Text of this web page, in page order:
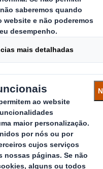
Embalagens metálicas sob
Estruturas metálicas com
acondicionamento interior
sob medida para as peças,
uma grande variedade de
Mais informação
Interiores complexos para
embalagens
Posicionadores e
interior de suas embalagens,
efabricados em diferentes